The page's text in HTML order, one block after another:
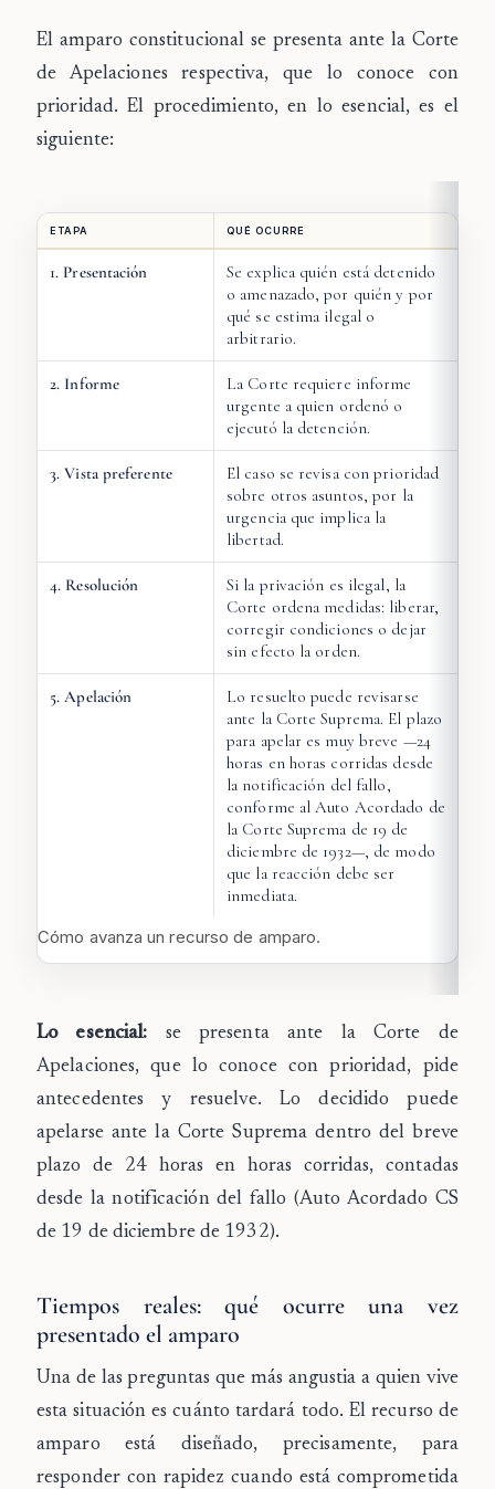
El amparo constitucional se presenta ante la Corte
de Apelaciones respectiva, que lo conoce con
prioridad. El procedimiento, en lo esencial, es el
siguiente:
Cómo avanza un recurso de amparo.
ETAPA QUÉ OCURRE
1. Presentación
Se explica quién está detenido
o amenazado, por quién y por
qué se estima ilegal o
arbitrario.
2. Informe
La Corte requiere informe
urgente a quien ordenó o
ejecutó la detención.
3. Vista preferente
El caso se revisa con prioridad
sobre otros asuntos, por la
urgencia que implica la
libertad.
4. Resolución
Si la privación es ilegal, la
Corte ordena medidas: liberar,
corregir condiciones o dejar
sin efecto la orden.
5. Apelación
Lo resuelto puede revisarse
ante la Corte Suprema. El plazo
para apelar es muy breve —24
horas en horas corridas desde
la notificación del fallo,
conforme al Auto Acordado de
la Corte Suprema de 19 de
diciembre de 1932—, de modo
que la reacción debe ser
inmediata.
Lo esencial: se presenta ante la Corte de
Apelaciones, que lo conoce con prioridad, pide
antecedentes y resuelve. Lo decidido puede
apelarse ante la Corte Suprema dentro del breve
plazo de 24 horas en horas corridas, contadas
desde la notificación del fallo (Auto Acordado CS
de 19 de diciembre de 1932).
Tiempos reales: qué ocurre una vez
presentado el amparo
Una de las preguntas que más angustia a quien vive
esta situación es cuánto tardará todo. El recurso de
amparo está diseñado, precisamente, para
responder con rapidez cuando está comprometida